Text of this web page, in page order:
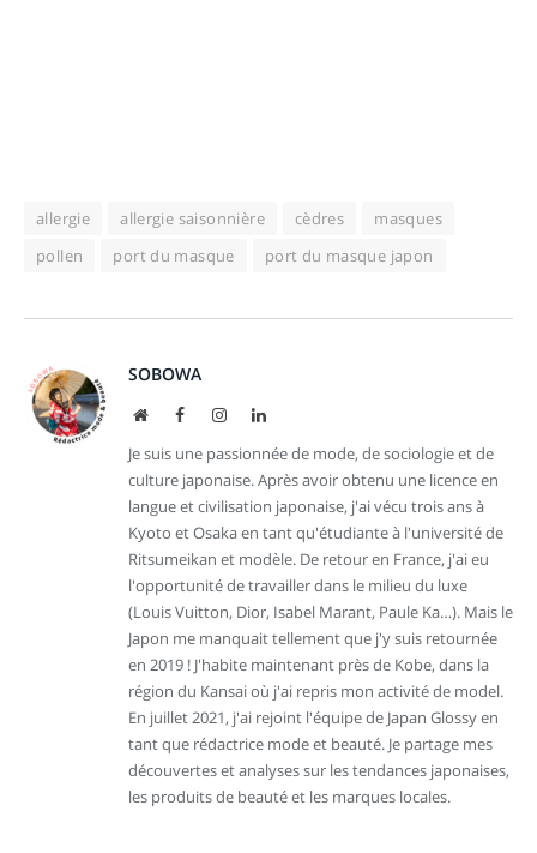
allergie allergie saisonnière cèdres
masques
pollen
port du masque port du masque japon
SOBOWA
Site
FacebookInstagramLinkedIn
Je suis une passionnée de mode, de sociologie et de
culture japonaise. Après avoir obtenu une licence en
langue et civilisation japonaise, j'ai vécu trois ans à
Kyoto et Osaka en tant qu'étudiante à l'université de
Ritsumeikan et modèle. De retour en France, j'ai eu
l'opportunité de travailler dans le milieu du luxe
(Louis Vuitton, Dior, Isabel Marant, Paule Ka…). Mais le
Japon me manquait tellement que j'y suis retournée
en 2019 ! J'habite maintenant près de Kobe, dans la
région du Kansai où j'ai repris mon activité de model.
En juillet 2021, j'ai rejoint l'équipe de Japan Glossy en
tant que rédactrice mode et beauté. Je partage mes
découvertes et analyses sur les tendances japonaises,
les produits de beauté et les marques locales.